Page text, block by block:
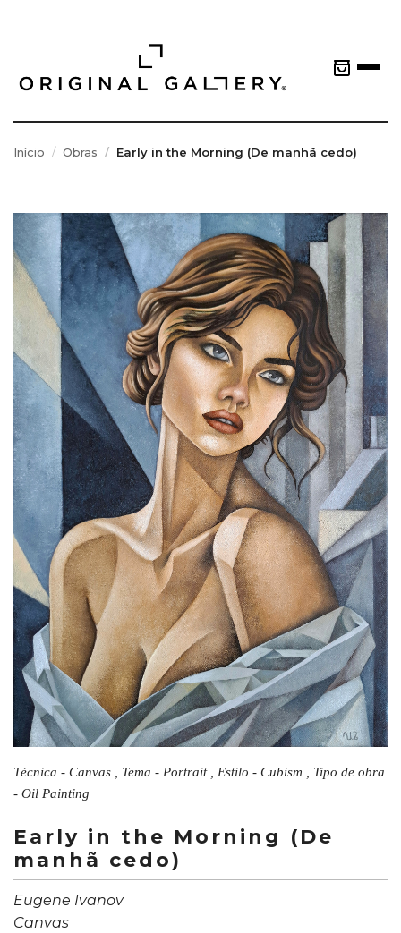
Início Obras Early in the Morning (De manhã cedo)
Técnica - Canvas , Tema - Portrait , Estilo - Cubism , Tipo de obra
- Oil Painting
Early in the Morning (De
manhã cedo)
Eugene Ivanov
Canvas